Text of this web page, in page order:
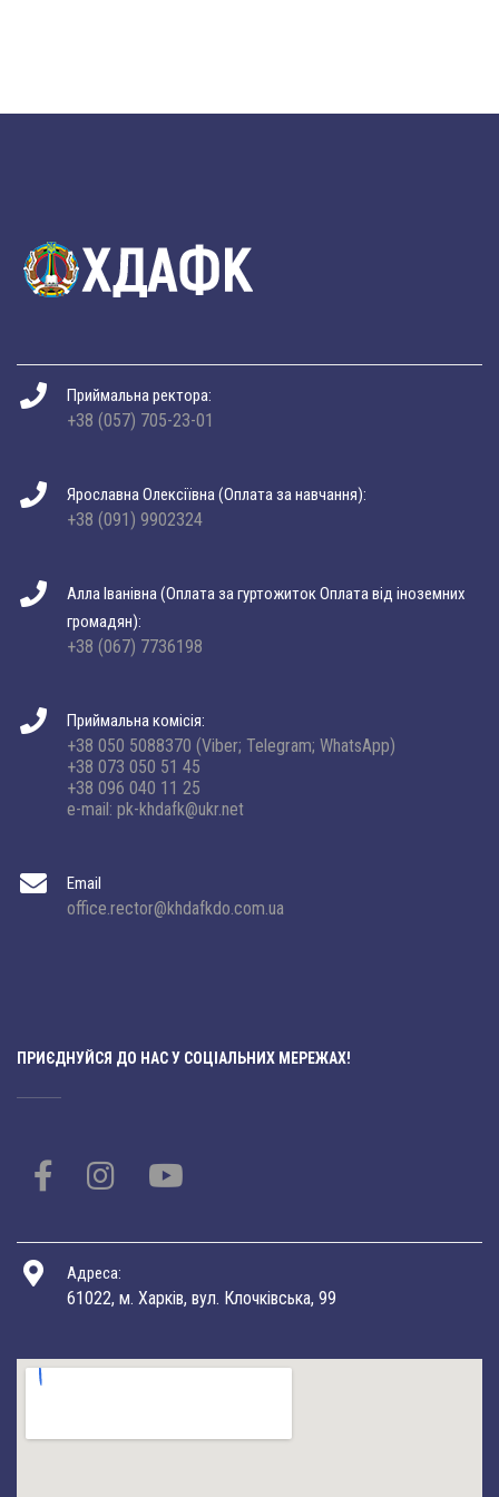
Приймальна ректора:
+38 (057) 705-23-01
Ярославна Олексіївна (Оплата за навчання):
+38 (091) 9902324
Алла Іванівна (Оплата за гуртожиток Оплата від іноземних
громадян):
+38 (067) 7736198
Приймальна комісія:
+38 050 5088370 (Viber; Telegram; WhatsApp)
+38 073 050 51 45
+38 096 040 11 25
e-mail: pk-khdafk@ukr.net
Email
office.rector@khdafkdo.com.ua
ПРИЄДНУЙСЯ ДО НАС У СОЦІАЛЬНИХ МЕРЕЖАХ!
Адреса:
61022, м. Харків, вул. Клочківська, 99